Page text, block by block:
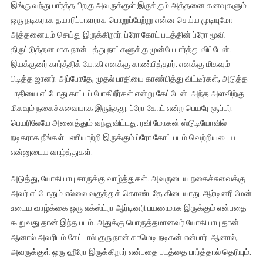
இங்கு வந்து பார்த்த பிறகு அவருக்குள் இருக்கும் அத்தனை கனவுகளும்
ஒரு நடிகராக தயாரிப்பாளராக பொறுப்பேற்று என்ன செய்ய முடியுமோ
அத்தனையும் செய்து இருக்கிறார். ப்ரோ கோட் படத்தின் ப்ரோ மூவி
திருட்டுத்தனமாக நான் பத்து நாட்களுக்கு முன்பே பார்த்து விட்டேன்.
இயக்குனர் கார்த்திக் யோகி எனக்கு காண்பித்தார். எனக்கு மிகவும்
பிடித்த ஜானர். அப்போதே, முதல் பாதியை காண்பித்து விட்டீர்கள், அடுத்த
பாதியை எப்போது காட்டப் போகிறீர்கள் என்று கேட்டேன். அந்த அளவிற்கு
மிகவும் நகைச்சுவையாக இருந்தது. ப்ரோ கோட் என்ற பெயரே சூப்பர்.
பெயரிலேயே அனைத்தும் வந்துவிட்டது. ரவி மோகன் ஸ்டுடியோவில்
நடிகராக நீங்கள் பணியாற்றி இருக்கும் ப்ரோ கோட் படம் வெற்றியடைய
என்னுடைய வாழ்த்துகள்.
அடுத்து, யோகி பாபு சாருக்கு வாழ்த்துகள். அவருடைய நகைச்சுவைக்கு
அவர் எப்போதும் எல்லை வகுத்துக் கொண்டதே கிடையாது. ஆர்டினரி மேன்
உடைய வாழ்க்கை ஒரு எக்ஸ்ட்ரா ஆர்டினரி பயணமாக இருக்கும் என்பதை
கூறுவது தான் இந்த படம். அதுக்கு பொருத்தமானவர் யோகி பாபு தான்.
ஆனால் அவரிடம் கேட்டால் குரு நான் காமெடி நடிகன் என்பார். ஆனால்,
அவருக்குள் ஒரு ஹீரோ இருக்கிறார் என்பதை படத்தை பார்த்தால் தெரியும்.